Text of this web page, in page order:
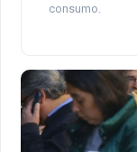
consumo.